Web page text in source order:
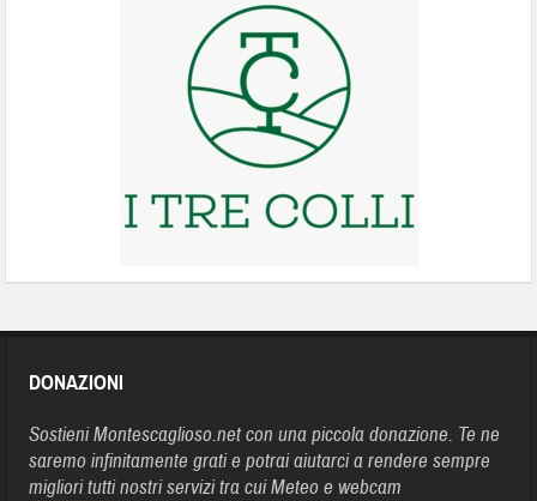
DONAZIONI
Sostieni Montescaglioso.net con una piccola donazione. Te ne
saremo infinitamente grati e potrai aiutarci a rendere sempre
migliori tutti nostri servizi tra cui Meteo e webcam